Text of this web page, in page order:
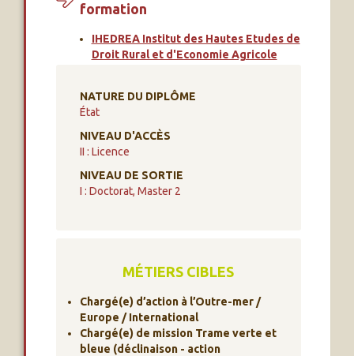
formation
IHEDREA Institut des Hautes Etudes de
Droit Rural et d'Economie Agricole
NATURE DU DIPLÔME
État
NIVEAU D'ACCÈS
II : Licence
NIVEAU DE SORTIE
I : Doctorat, Master 2
MÉTIERS CIBLES
Chargé(e) d’action à l’Outre-mer /
Europe / International
Chargé(e) de mission Trame verte et
bleue (déclinaison - action